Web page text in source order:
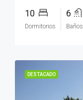
10
Dormitorios
6
Baños
DESTACADO